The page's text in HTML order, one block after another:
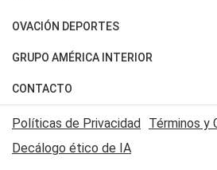
Política
Judiciales
Economia
Horóscopo
Motores
Trucos caseros
Series y Películas
Edictos y Solicitadas
OVACIÓN DEPORTES
Fútbol
Mundial
Automovilismo
Rugby
GRUPO AMÉRICA INTERIOR
Canal 7 en Vivo
CONTACTO
Acerca de Nosotros
Contactanos
Políticas de Privacidad Términos y
Decálogo ético de IA